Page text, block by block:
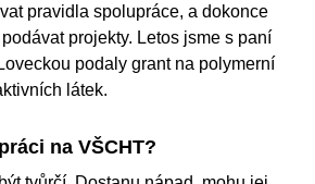
pravidla spolupráce, a dokonce
projekty. Letos jsme s paní
podaly grant na polymerní
látek.
na VŠCHT?